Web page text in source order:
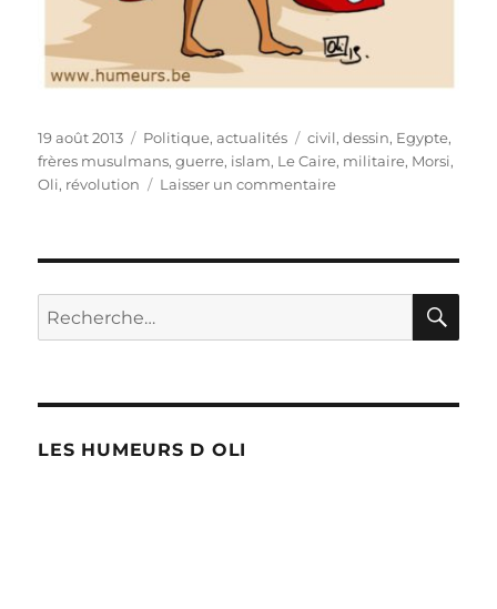
Publié
le
19 août 2013 Catégories
Politique, actualités Étiquettes
civil,dessin, Egypte,
frères musulmans,guerre, islam, Le Caire, militaire, Morsi,
Oli, révolution Laisser un commentairesur
gouffre
Recherche
pour :
LES HUMEURS D OLI